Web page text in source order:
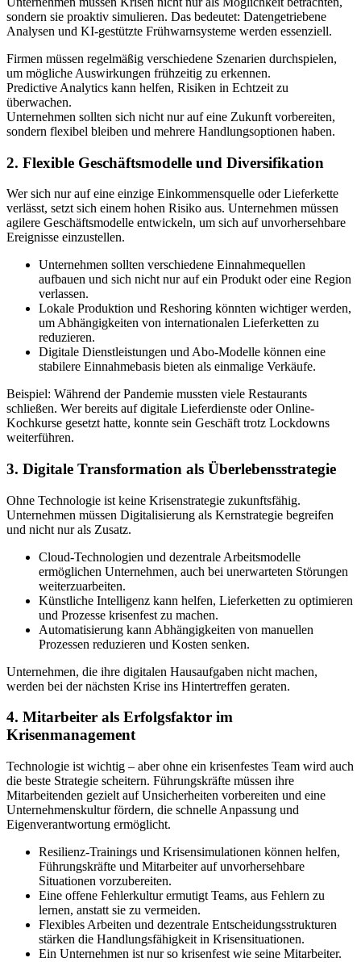
sondern sie proaktiv simulieren. Das bedeutet: Datengetriebene
Analysen und KI-gestützte Frühwarnsysteme werden essenziell.
Firmen müssen regelmäßig verschiedene Szenarien durchspielen,
um mögliche Auswirkungen frühzeitig zu erkennen.
Predictive Analytics kann helfen, Risiken in Echtzeit zu
überwachen.
Unternehmen sollten sich nicht nur auf eine Zukunft vorbereiten,
sondern flexibel bleiben und mehrere Handlungsoptionen haben.
2. Flexible Geschäftsmodelle und Diversifikation
Wer sich nur auf eine einzige Einkommensquelle oder Lieferkette
verlässt, setzt sich einem hohen Risiko aus. Unternehmen müssen
agilere Geschäftsmodelle entwickeln, um sich auf unvorhersehbare
Ereignisse einzustellen.
Unternehmen sollten verschiedene Einnahmequellen
aufbauen und sich nicht nur auf ein Produkt oder eine Region
verlassen.
Lokale Produktion und Reshoring könnten wichtiger werden,
um Abhängigkeiten von internationalen Lieferketten zu
reduzieren.
Digitale Dienstleistungen und Abo-Modelle können eine
stabilere Einnahmebasis bieten als einmalige Verkäufe.
Beispiel: Während der Pandemie mussten viele Restaurants
schließen. Wer bereits auf digitale Lieferdienste oder Online-
Kochkurse gesetzt hatte, konnte sein Geschäft trotz Lockdowns
weiterführen.
3. Digitale Transformation als Überlebensstrategie
Ohne Technologie ist keine Krisenstrategie zukunftsfähig.
Unternehmen müssen Digitalisierung als Kernstrategie begreifen
und nicht nur als Zusatz.
Cloud-Technologien und dezentrale Arbeitsmodelle
ermöglichen Unternehmen, auch bei unerwarteten Störungen
weiterzuarbeiten.
Künstliche Intelligenz kann helfen, Lieferketten zu optimieren
und Prozesse krisenfest zu machen.
Automatisierung kann Abhängigkeiten von manuellen
Prozessen reduzieren und Kosten senken.
Unternehmen, die ihre digitalen Hausaufgaben nicht machen,
werden bei der nächsten Krise ins Hintertreffen geraten.
4. Mitarbeiter als Erfolgsfaktor im
Krisenmanagement
Technologie ist wichtig – aber ohne ein krisenfestes Team wird auch
die beste Strategie scheitern. Führungskräfte müssen ihre
Mitarbeitenden gezielt auf Unsicherheiten vorbereiten und eine
Unternehmenskultur fördern, die schnelle Anpassung und
Eigenverantwortung ermöglicht.
Resilienz-Trainings und Krisensimulationen können helfen,
Führungskräfte und Mitarbeiter auf unvorhersehbare
Situationen vorzubereiten.
Eine offene Fehlerkultur ermutigt Teams, aus Fehlern zu
lernen, anstatt sie zu vermeiden.
Flexibles Arbeiten und dezentrale Entscheidungsstrukturen
stärken die Handlungsfähigkeit in Krisensituationen.
Ein Unternehmen ist nur so krisenfest wie seine Mitarbeiter.